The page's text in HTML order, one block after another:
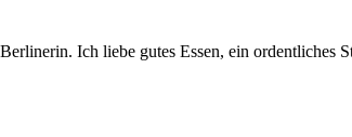
Ich liebe gutes Essen, ein ordentliches